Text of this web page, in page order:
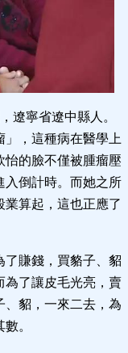
遼寧省遼中縣人。
，這種病在醫學上
怡的臉不僅被腫瘤壓
入倒計時。而她之所
業算起，這也正應了
了賺錢，買貉子、貂
為了讓皮毛光亮，賣
、貂，一來二去，為
。